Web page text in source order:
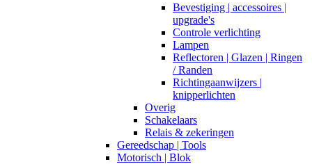
Bevestiging | accessoires |
upgrade's
Controle verlichting
Lampen
Reflectoren | Glazen | Ringen
/ Randen
Richtingaanwijzers |
knipperlichten
Overig
Schakelaars
Relais & zekeringen
Gereedschap | Tools
Motorisch | Blok